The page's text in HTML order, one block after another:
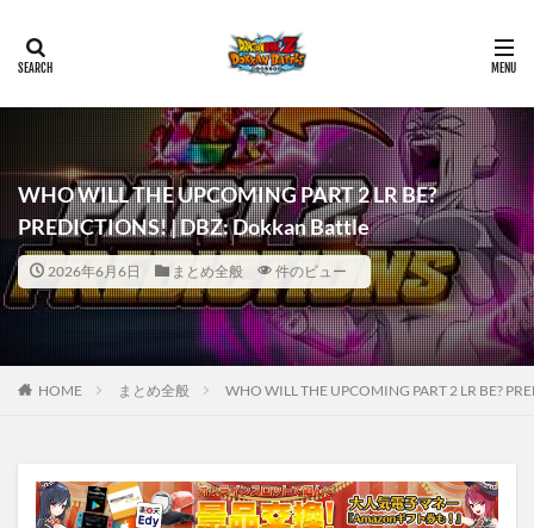
WHO WILL THE UPCOMING PART 2 LR BE?
PREDICTIONS! | DBZ: Dokkan Battle
2026年6月6日 まとめ全般 件のビュー
HOME まとめ全般 WHO WILL THE UPCOMING PART 2 LR BE?